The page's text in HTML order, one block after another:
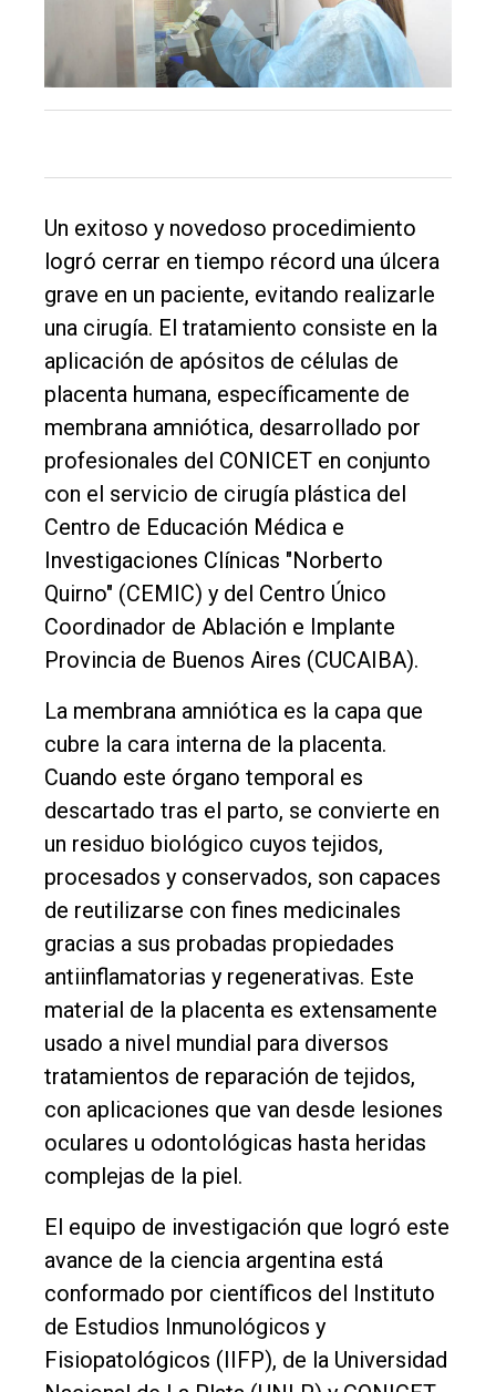
único
DIARIO
Balcarce
Inicio
Int.
General
Política
Cultura
Entrevistas
Rural
Deportes
Fúnebres
Edición
Empresa
Nosotros
Contacto
Un exitoso y novedoso procedimiento
logró cerrar en tiempo récord una úlcera
grave en un paciente, evitando realizarle
una cirugía. El tratamiento consiste en la
aplicación de apósitos de células de
placenta humana, específicamente de
membrana amniótica, desarrollado por
profesionales del CONICET en conjunto
con el servicio de cirugía plástica del
Centro de Educación Médica e
Investigaciones Clínicas "Norberto
Quirno" (CEMIC) y del Centro Único
Coordinador de Ablación e Implante
Provincia de Buenos Aires (CUCAIBA).
La membrana amniótica es la capa que
cubre la cara interna de la placenta.
Cuando este órgano temporal es
descartado tras el parto, se convierte en
un residuo biológico cuyos tejidos,
procesados y conservados, son capaces
de reutilizarse con fines medicinales
gracias a sus probadas propiedades
antiinflamatorias y regenerativas. Este
material de la placenta es extensamente
usado a nivel mundial para diversos
tratamientos de reparación de tejidos,
con aplicaciones que van desde lesiones
oculares u odontológicas hasta heridas
complejas de la piel.
El equipo de investigación que logró este
avance de la ciencia argentina está
conformado por científicos del Instituto
de Estudios Inmunológicos y
Fisiopatológicos (IIFP), de la Universidad